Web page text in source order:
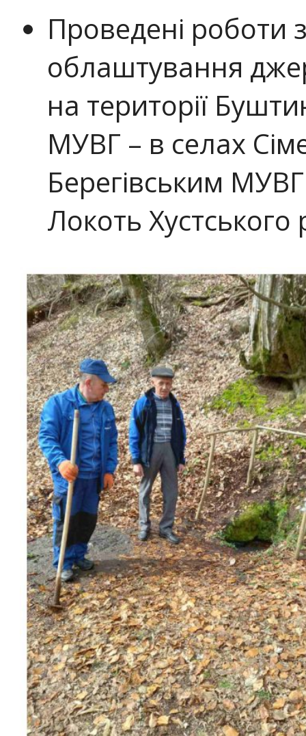
Проведені роботи
облаштування
на території
МУВГ – в селах
Берегівським
Локоть Хустського